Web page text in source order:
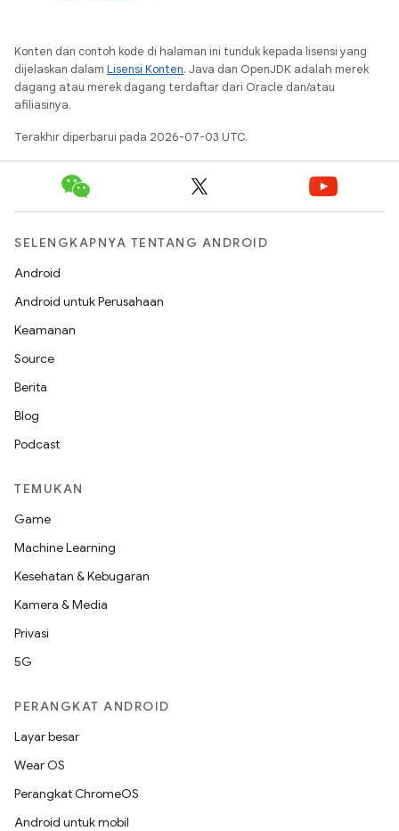
Konten dan contoh kode di halaman ini tunduk kepada lisensi yang
dijelaskan dalam Lisensi Konten. Java dan OpenJDK adalah merek
dagang atau merek dagang terdaftar dari Oracle dan/atau
afiliasinya.
Terakhir diperbarui pada 2026-07-03 UTC.
SELENGKAPNYA TENTANG ANDROID
Android
Android untuk Perusahaan
Keamanan
Source
Berita
Blog
Podcast
TEMUKAN
Game
Machine Learning
Kesehatan & Kebugaran
Kamera & Media
Privasi
5G
PERANGKAT ANDROID
Layar besar
Wear OS
Perangkat ChromeOS
Android untuk mobil